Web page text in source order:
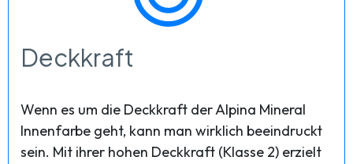
Deckkraft
Wenn es um die Deckkraft der Alpina Mineral
Innenfarbe geht, kann man wirklich beeindruckt
sein. Mit ihrer hohen Deckkraft (Klasse 2) erzielt